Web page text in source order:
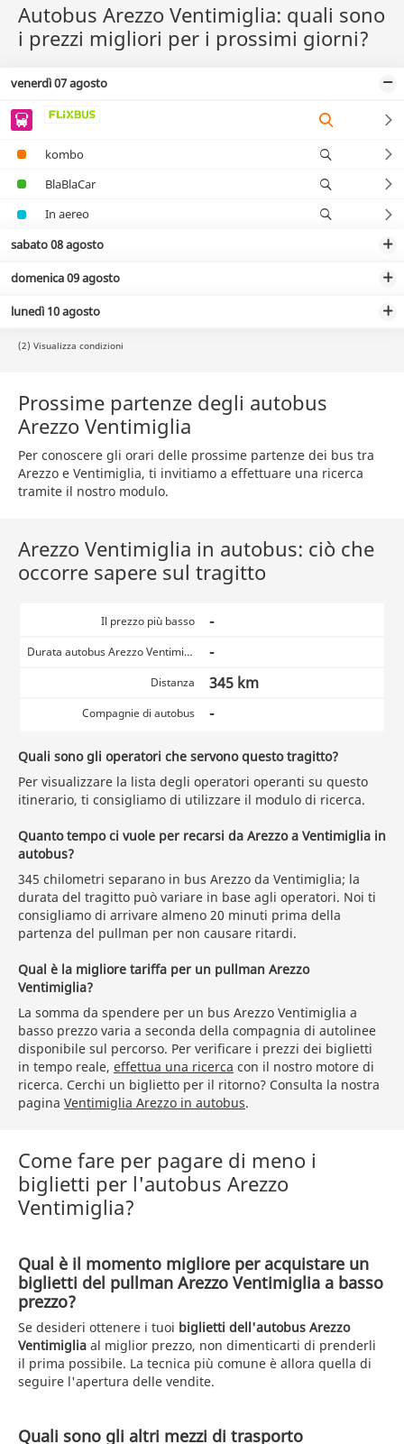
Autobus Arezzo Ventimiglia: quali sono
i prezzi migliori per i prossimi giorni?
venerdì 07 agosto
kombo
BlaBlaCar
In aereo
sabato 08 agosto
domenica 09 agosto
lunedì 10 agosto
(2) Visualizza condizioni
Prossime partenze degli autobus
Arezzo Ventimiglia
Per conoscere gli orari delle prossime partenze dei bus tra
Arezzo e Ventimiglia, ti invitiamo a effettuare una ricerca
tramite il nostro modulo.
Arezzo Ventimiglia in autobus: ciò che
occorre sapere sul tragitto
Il prezzo più basso -
Durata autobus Arezzo Ventimiglia -
Distanza 345 km
Compagnie di autobus -
Quali sono gli operatori che servono questo tragitto?
Per visualizzare la lista degli operatori operanti su questo
itinerario, ti consigliamo di utilizzare il modulo di ricerca.
Quanto tempo ci vuole per recarsi da Arezzo a Ventimiglia in
autobus?
345 chilometri separano in bus Arezzo da Ventimiglia; la
durata del tragitto può variare in base agli operatori. Noi ti
consigliamo di arrivare almeno 20 minuti prima della
partenza del pullman per non causare ritardi.
Qual è la migliore tariffa per un pullman Arezzo
Ventimiglia?
La somma da spendere per un bus Arezzo Ventimiglia a
basso prezzo varia a seconda della compagnia di autolinee
disponibile sul percorso. Per verificare i prezzi dei biglietti
in tempo reale, effettua una ricerca con il nostro motore di
ricerca. Cerchi un biglietto per il ritorno? Consulta la nostra
pagina Ventimiglia Arezzo in autobus.
Come fare per pagare di meno i
biglietti per l'autobus Arezzo
Ventimiglia?
Qual è il momento migliore per acquistare un
biglietti del pullman Arezzo Ventimiglia a basso
prezzo?
Se desideri ottenere i tuoi biglietti dell'autobus Arezzo
Ventimiglia al miglior prezzo, non dimenticarti di prenderli
il prima possibile. La tecnica più comune è allora quella di
seguire l'apertura delle vendite.
Quali sono gli altri mezzi di trasporto